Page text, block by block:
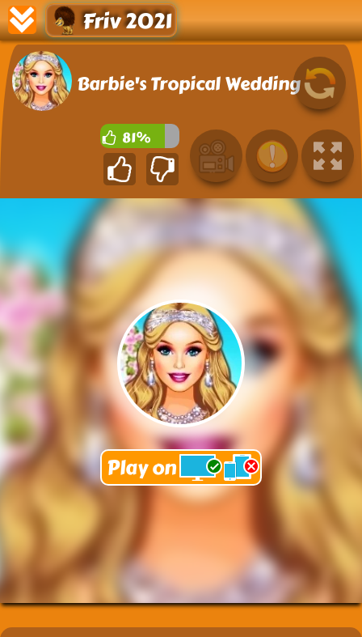
Friv 2021
Barbie's Tropical Wedding
81%